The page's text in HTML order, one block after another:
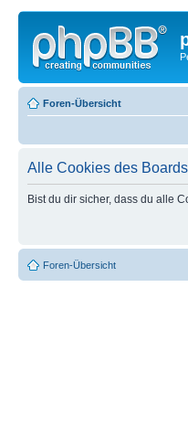
Foren-Übersicht
Alle Cookies des
Bist du dir sicher, dass du alle
Foren-Übersicht